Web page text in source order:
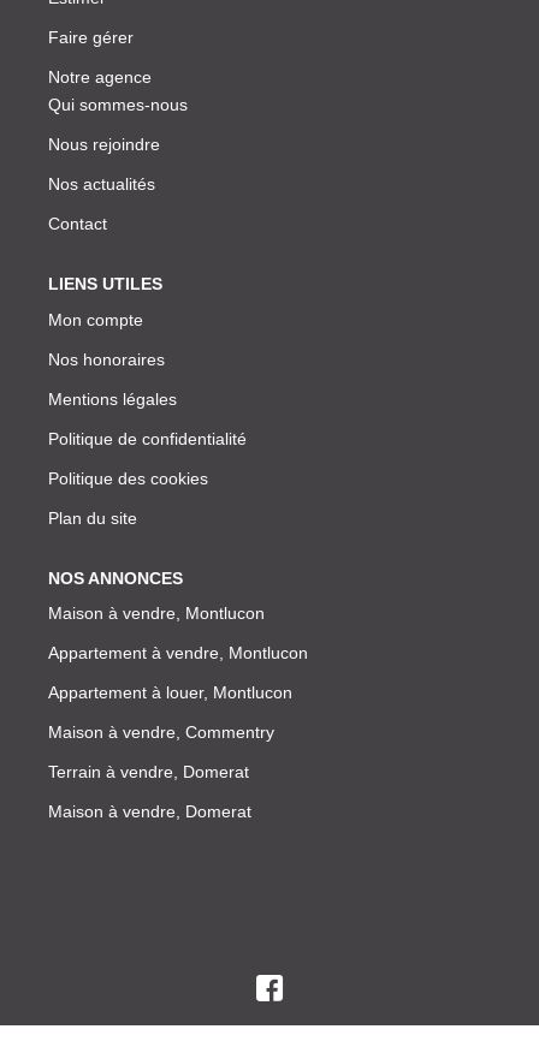
Faire gérer
Notre agence
Qui sommes-nous
Nous rejoindre
Nos actualités
Contact
LIENS UTILES
Mon compte
Nos honoraires
Mentions légales
Politique de confidentialité
Politique des cookies
Plan du site
NOS ANNONCES
Maison à vendre, Montlucon
Appartement à vendre, Montlucon
Appartement à louer, Montlucon
Maison à vendre, Commentry
Terrain à vendre, Domerat
Maison à vendre, Domerat